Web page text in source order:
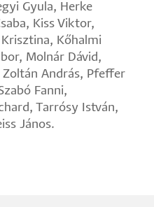
Gyula, Herke
Kiss Viktor,
Krisztina, Kőhalmi
Molnár Dávid,
Zoltán András, Pfeffer
Fanni,
Tarrósy István,
János.